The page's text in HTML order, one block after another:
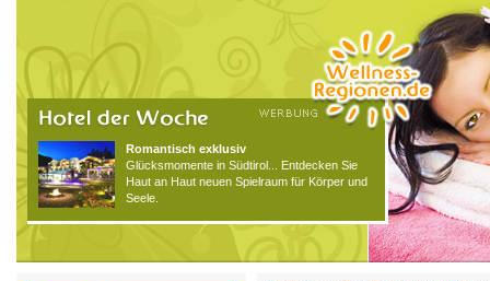
Romantisch exklusiv
Glücksmomente in Südtirol... Entdecken Sie
Haut an Haut neuen Spielraum für Körper und
Seele.